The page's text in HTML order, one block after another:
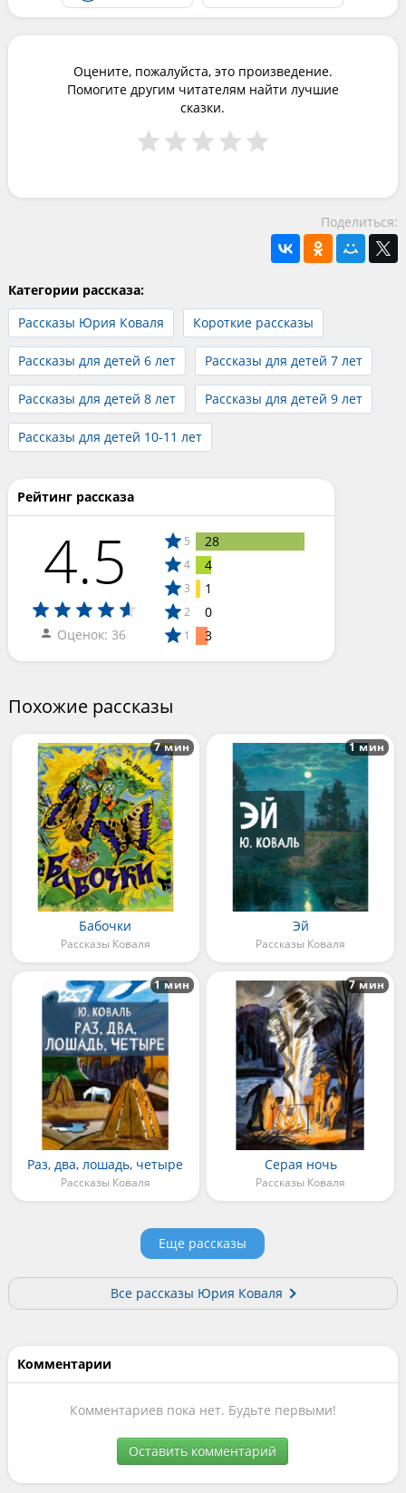
Оцените, пожалуйста, это произведение.
Помогите другим читателям найти лучшие
сказки.
Поделиться:
Категории рассказа:
Рассказы Юрия Коваля
Короткие рассказы
Рассказы для детей 6 лет Рассказы для детей 7 лет
Рассказы для детей 8 лет Рассказы для детей 9 лет
Рассказы для детей 10-11 лет
Рейтинг рассказа
4.5
Оценок: 36
5 28
4 4
3 1
2 0
1 3
Похожие рассказы
Бабочки
Рассказы Коваля
7 мин
Эй
Рассказы Коваля
1 мин
Раз, два, лошадь, четыре
Рассказы Коваля
1 мин
Серая ночь
Рассказы Коваля
7 мин
Еще рассказы
Все рассказы Юрия Коваля
Комментарии
Комментариев пока нет. Будьте первыми!
Оставить комментарий